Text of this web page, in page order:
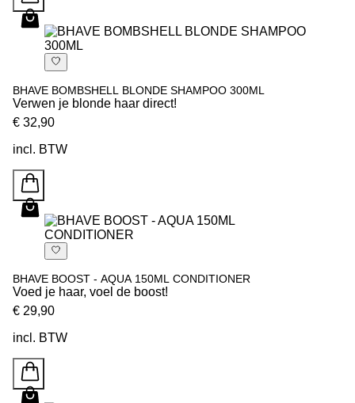
BHAVE BOMBSHELL BLONDE SHAMPOO 300ML
Verwen je blonde haar direct!
€ 32,90
incl. BTW
BHAVE BOOST - AQUA 150ML CONDITIONER
Voed je haar, voel de boost!
€ 29,90
incl. BTW